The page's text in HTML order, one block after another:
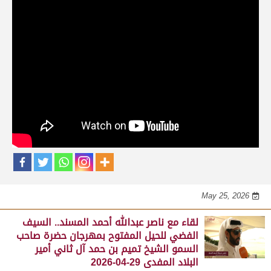
May 25, 2026
لقاء مع جابر بن سالم بن فاران.. مضمر هجن الشحانية الفائز
بالسيف الذهبي للحيل المفتوح بميدان الوثبة 22-05-2026
May 25, 2026
لقاء مع ناصر عبدالله أحمد المسند.. السيف
الفضي للحيل المفتوح بمهرجان حضرة صاحب
السمو الشيخ تميم بن حمد آل ثاني أمير
البلاد المفدى 29-04-2026